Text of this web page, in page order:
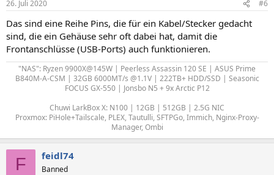
26. Juli 2020 #6
Das sind eine Reihe Pins, die für ein Kabel/Stecker gedacht
sind, die ein Gehäuse sehr oft dabei hat, damit die
Frontanschlüsse (USB-Ports) auch funktionieren.
"NAS": Ryzen 9900X@145W | Peerless Assassin 120 SE | ASUS Prime
B840M-A-CSM | 32GB 6000MT/s @1.1V | 222TB+ HDD/SSD | Seasonic
FOCUS GX-550 | Jonsbo N5 + 9x Arctic P12
Chuwi LarkBox X: N100 | 12GB | 512GB | 2.5G NIC
Proxmox: PiHole+Tailscale, PLEX, Tautulli, SFTPGo, Immich, Nginx-Proxy-
Manager, Ombi
F feidl74
Banned